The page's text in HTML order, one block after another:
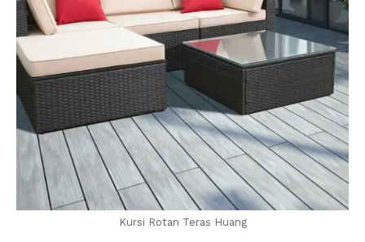
Kursi Rotan Teras Huang